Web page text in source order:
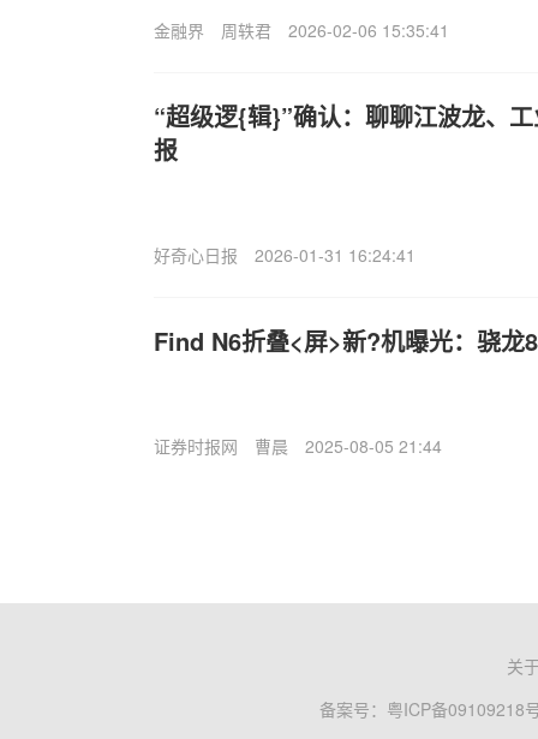
金融界 周轶君 2026-02-06 15:35:41
“超级逻{辑}”确认：聊聊江波龙、
报
好奇心日报 2026-01-31 16:24:41
Find N6折叠<屏>新?机曝光：骁
证券时报网 曹晨 2025-08-05 21:44
关
备案号： 粤ICP备09109218